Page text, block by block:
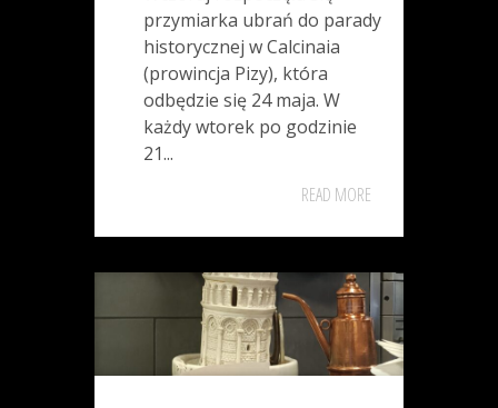
przymiarka ubrań do parady
historycznej w Calcinaia
(prowincja Pizy), która
odbędzie się 24 maja. W
każdy wtorek po godzinie
21...
READ MORE